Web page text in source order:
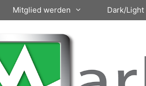
Mitglied werden Dark/Light